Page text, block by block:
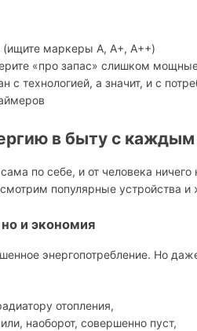
(ищите маркеры A, A+, A++)
«про запас» слишком
с технологией, а значит, и с
в быту с
по себе, и от человека
популярные устройства
и экономия
энергопотребление. Но
отопления,
наоборот, совершенно пуст,